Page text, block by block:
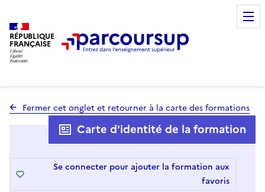
RÉPUBLIQUE
FRANÇAISE
Fermer cet onglet et retourner à la carte des formations
Carte d'identité de la formation
Se connecter pour ajouter la formation aux
favoris